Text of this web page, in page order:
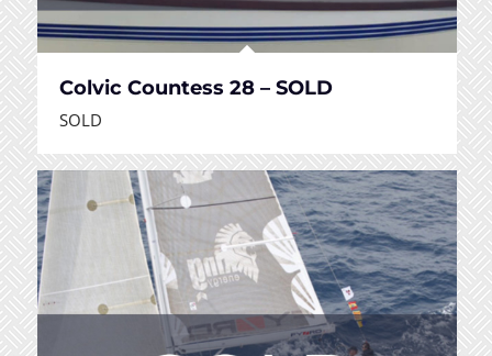
Colvic Countess 28 – SOLD
SOLD